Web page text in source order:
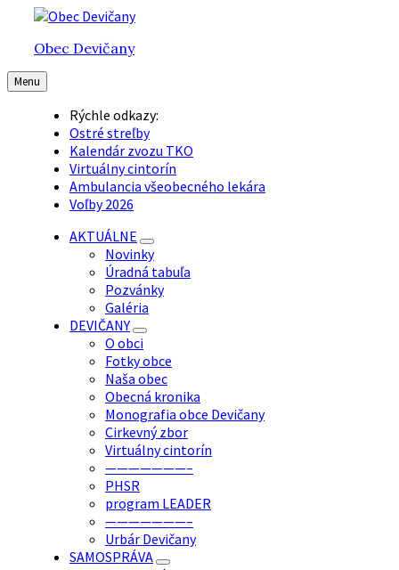
Preskočiť
obsah
Preskočiť
hlavnú
navigáciu
Preskočiť
pätičkuObec Devičany
Menu
Rýchle odkazy:
Ostré streľby
Kalendár zvozu TKO
Virtuálny cintorín
Ambulancia všeobecného lekára
Voľby 2026
AKTUÁLNE
Novinky
Úradná tabuľa
Pozvánky
Galéria
DEVIČANY
O obci
Fotky obce
Naša obec
Obecná kronika
Monografia obce Devičany
Cirkevný zbor
Virtuálny cintorín
———————–
PHSR
program LEADER
———————–
Urbár Devičany
SAMOSPRÁVA